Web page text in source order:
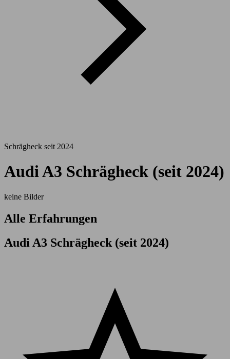
Schrägheck seit 2024
Audi A3 Schrägheck (seit 2024)
keine Bilder
Alle Erfahrungen
Audi A3 Schrägheck (seit 2024)